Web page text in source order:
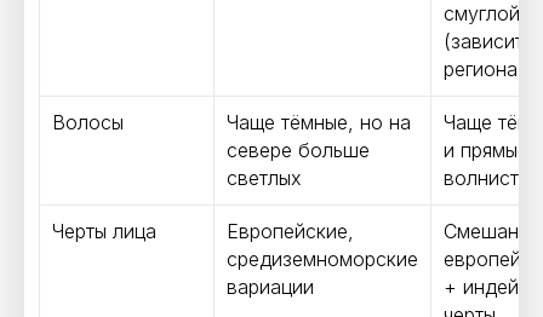
смуглой
(зависит
региона)
Волосы
Чаще тёмные, но на
севере больше
светлых
Чаще
и прямые/
волнистые
Черты лица
Европейские,
средиземноморские
вариации
+